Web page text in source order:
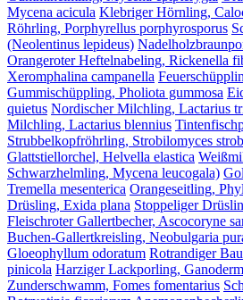
Mycena acicula Klebriger Hörnling,
Röhrling, Porphyrellus porphyrosporus
(Neolentinus lepideus)
Orangeroter Heftelnabeling, Rickenella
Xeromphalina campanella
Gummischüppling, Pholiota gummosa
quietus Nordischer Milchling, Lactarius
Milchling, Lactarius blennius
Strubbelkopfröhrling, Strobilomyces
Glattstiellorchel, Helvella elastica
Schwarzhelmling, Mycena leucogala)
Tremella mesenterica Orangeseitling,
Drüsling, Exida plana Stoppeliger
Fleischroter Gallertbecher, Ascocoryne
Buchen-Gallertkreisling, Neobulgaria
Gloeophyllum odoratum Rotrandiger
pinicola Harziger Lackporling,
Zunderschwamm, Fomes fomentarius